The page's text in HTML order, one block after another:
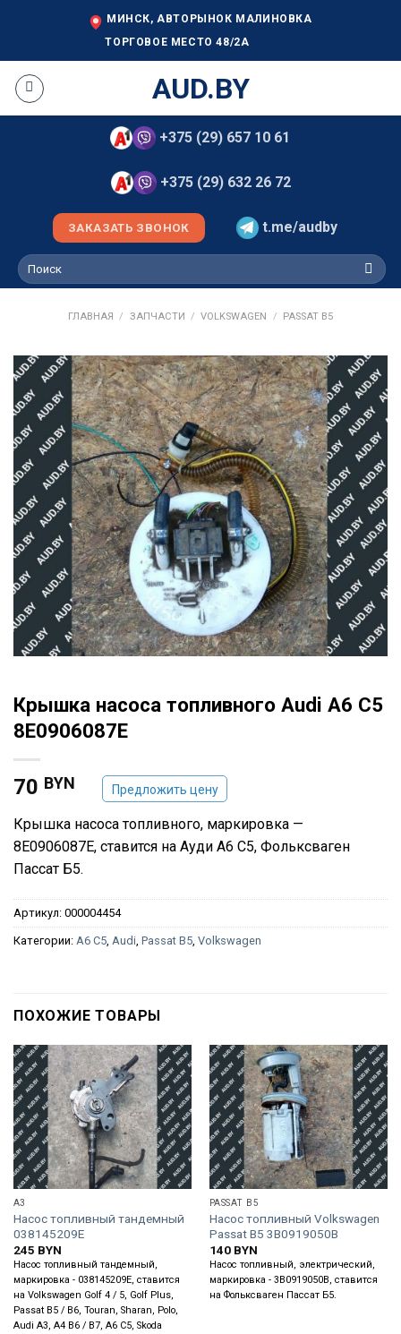
МИНСК, АВТОРЫНОК МАЛИНОВКА
ТОРГОВОЕ МЕСТО 48/2А
AUD.BY
+375 (29) 657 10 61
+375 (29) 632 26 72
ЗАКАЗАТЬ ЗВОНОК t.me/audby
Искать:
ГЛАВНАЯ / ЗАПЧАСТИ / VOLKSWAGEN / PASSAT B5
Крышка насоса топливного Audi A6 C5
8E0906087E
70 BYN Предложить цену
Крышка насоса топливного, маркировка —
8E0906087E, ставится на Ауди А6 С5, Фольксваген
Пассат Б5.
Артикул: 000004454
Категории: A6 C5, Audi, Passat B5, Volkswagen
ПОХОЖИЕ ТОВАРЫ
A3
Насос топливный тандемный
038145209E
245 BYN
Насос топливный тандемный,
маркировка - 038145209E, ставится
на Volkswagen Golf 4 / 5, Golf Plus,
Passat B5 / B6, Touran, Sharan, Polo,
Audi A3, A4 B6 / B7, A6 C5, Skoda
PASSAT B5
Насос топливный Volkswagen
Passat B5 3B0919050B
140 BYN
Насос топливный, электрический,
маркировка - 3B0919050B, ставится
на Фольксваген Пассат Б5.